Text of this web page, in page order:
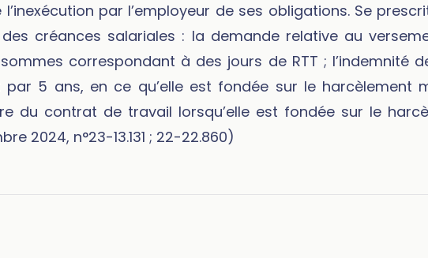
par l’employeur de ses obligations. Se
créances salariales : la demande relative au
correspondant à des jours de RTT ; l’indemnité
par 5 ans, en ce qu’elle est fondée sur le harcèlement
du contrat de travail lorsqu’elle est fondée sur le
2024, n°23-13.131 ; 22-22.860)